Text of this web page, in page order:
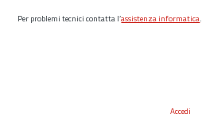
Per problemi tecnici contatta l’assistenza informatica.
Accedi